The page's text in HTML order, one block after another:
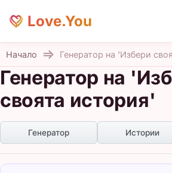
Love.You
Начало Генератор на 'Избери
Генератор на
своята история'
Генератор Истории